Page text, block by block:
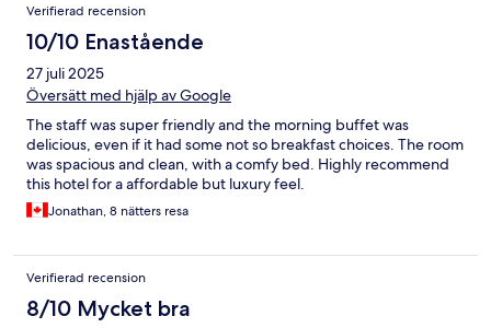
Verifierad recension
10/10 Enastående
27 juli 2025
Översätt med hjälp av Google
The staff was super friendly and the morning buffet was
delicious, even if it had some not so breakfast choices. The room
was spacious and clean, with a comfy bed. Highly recommend
this hotel for a affordable but luxury feel.
Jonathan, 8 nätters resa
Verifierad recension
8/10 Mycket bra